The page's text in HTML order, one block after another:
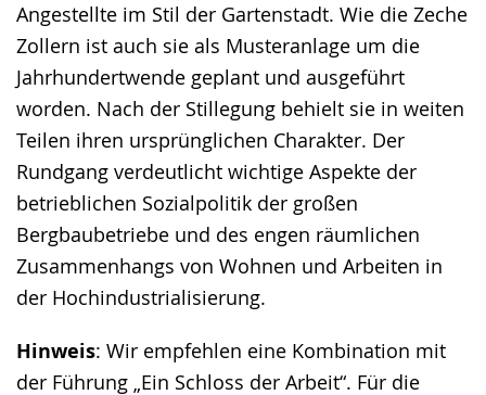
Ange­stellte im Stil der Gartenstadt. Wie die Zeche
Zollern ist auch sie als Musteranlage um die
Jahrhundertwende geplant und ausgeführt
worden. Nach der Stillegung behielt sie in weiten
Teilen ihren ursprünglichen Charakter. Der
Rundgang verdeutlicht wichtige Aspekte der
betrieblichen Sozialpolitik der großen
Bergbaubetriebe und des engen räumlichen
Zusammen­hangs von Wohnen und Arbeiten in
der Hochindustrialisierung.
Hinweis: Wir empfehlen eine Kombination mit
der Führung „Ein Schloss der Arbeit“. Für die